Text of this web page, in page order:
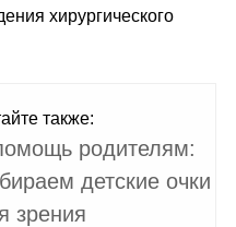
хирургического
также:
родителям:
детские очки
зрения